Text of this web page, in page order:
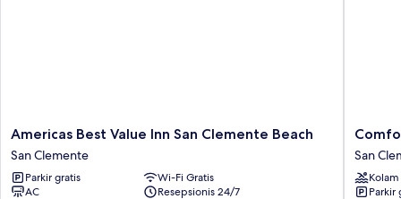
Americas
Best
Value
Inn
Americas Best Value Inn San Clemente Beach
San Clemente
Parkir gratis
Wi-Fi Gratis
AC
Resepsionis 24/7
Comfort
Suites
San
San
Parkir